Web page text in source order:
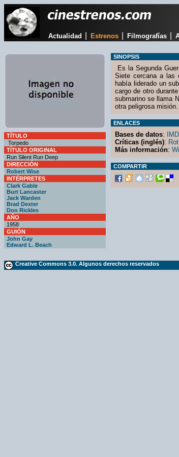
Actualidad Estrenos Filmografías
TÍTULO
Torpedo
TÍTULO ORIGINAL
Run Silent Run Deep
DIRECCIÓN
Robert Wise
INTÉRPRETES
Clark Gable
Burt Lancaster
Jack Warden
Brad Dexter
Don Rickles
AÑO
1958
GUIÓN
John Gay
Edward L. Beach
SINOPSIS
Es la Segunda
Siete cercana a las
había liderado un
cargo de otro
submarino se llama
otra peligrosa misión.
ENLACES
Bases de datos:
Críticas (inglés):
Más información:
COMPARTIR
Creative Commons 3.0. Algunos derechos reservados